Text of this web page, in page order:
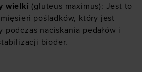
wielki (gluteus maximus): Jest to
pośladków, który jest
podczas naciskania pedałów i
bioder.